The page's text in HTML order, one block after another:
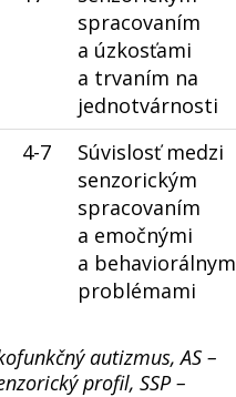
spracovaním
a úzkosťami
a trvaním na
jednotvárnosti
4-7
Súvislosť medzi
senzorickým
spracovaním
a emočnými
a
problémami
autizmus, AS –
profil, SSP –